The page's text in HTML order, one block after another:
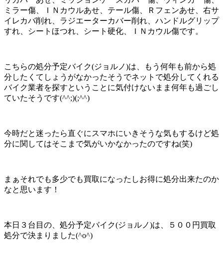
ミラー傷、ＩＮカウルあせ、テール傷、Ｒフェンあせ、右サ
イレカバ削れ、ラジエーターカバー削れ、ハンドルグリップ
すれ、シートほつれ、シート硬化、ＩＮカウル傷です。
こちらの処分予定バイク(ジョルノ)は、もう何年も前から処
分したくてしょうがなかったそうでネットで処分してくれる
バイク業者を探すということに気付けないまま何年も過ごし
ていたそうです(^^;)(;^^)
今時だと迷ったら直ぐにスマホにいきそうな気もするけど処
分に関してはそこまで気がいかなかったのですね(笑)
まぁそれでも多少でも買取になったしお得に処分出来たのか
なと思います！
本日３台目の、処分予定バイク(ジョルノ)は、５００円買取
処分で決まりました(^o^)